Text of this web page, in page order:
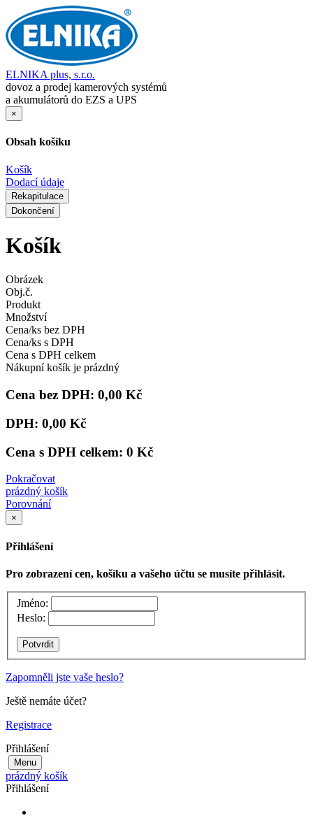
ELNIKA plus, s.r.o.
dovoz a prodej kamerových systémů
a akumulátorů do EZS a UPS
×
Obsah košíku
Košík
Dodací údaje
Rekapitulace
Dokončení
Košík
Obrázek
Obj.č.
Produkt
Množství
Cena/ks bez DPH
Cena/ks s DPH
Cena s DPH celkem
Nákupní košík je prázdný
Cena bez DPH: 0,00 Kč
DPH: 0,00 Kč
Cena s DPH celkem: 0 Kč
Pokračovat
prázdný košík
Porovnání
×
Přihlášení
Pro zobrazení cen, košíku a vašeho účtu se musíte přihlásit.
Jméno:
Heslo:
Zapomněli jste vaše heslo?
Ještě nemáte účet?
Registrace
Přihlášení
Menu
prázdný košík
Přihlášení